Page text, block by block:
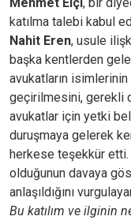
Mehmet Elçi, bir
katılma talebi kabul
Nahit Eren, usule
başka kentlerden
avukatların isimlerinin
geçirilmesini, gerekli
avukatlar için yetki
duruşmaya gelerek
herkese teşekkür etti.
olduğunun davaya
anlaşıldığını
Bu katılım ve ilginin